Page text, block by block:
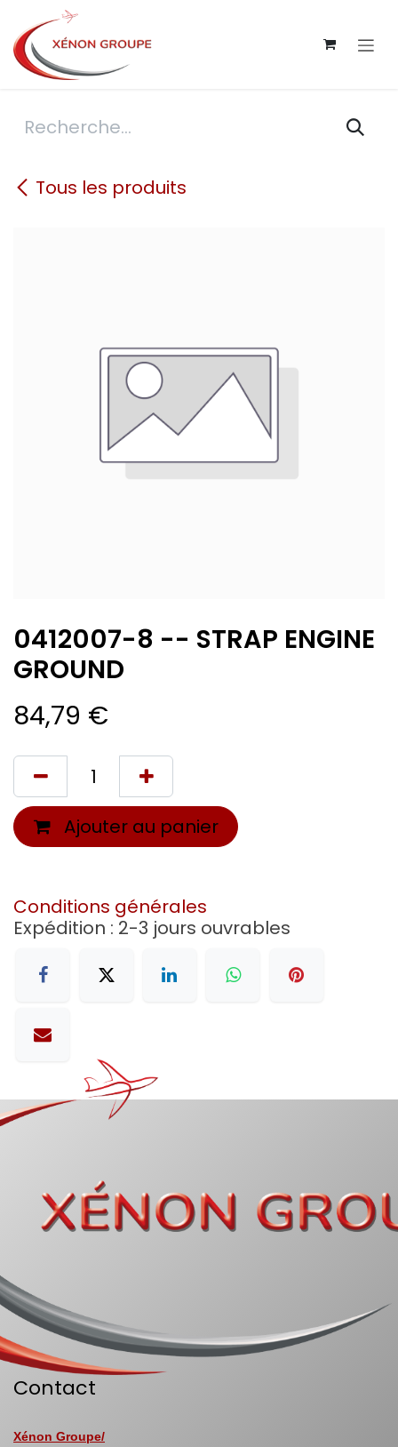
Se rendre au contenu
Tous les produits
0412007-8 -- STRAP ENGINE
GROUND
84,79 €
Ajouter au panier
Conditions générales
Expédition : 2-3 jours ouvrables
Contact
Xénon Groupe/